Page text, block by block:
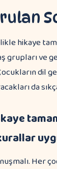
hikaye
grupları ve
dil
da
Her